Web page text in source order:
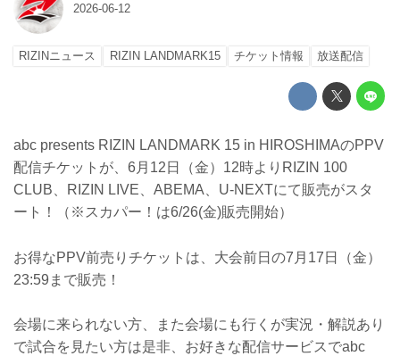
2026-06-12
RIZINニュース RIZIN LANDMARK15 チケット情報 放送配信
abc presents RIZIN LANDMARK 15 in HIROSHIMAのPPV
配信チケットが、6月12日（金）12時よりRIZIN 100
CLUB、RIZIN LIVE、ABEMA、U-NEXTにて販売がスタ
ート！（※スカパー！は6/26(金)販売開始）
お得なPPV前売りチケットは、大会前日の7月17日（金）
23:59まで販売！
会場に来られない方、また会場にも行くが実況・解説あり
で試合を見たい方は是非、お好きな配信サービスでabc